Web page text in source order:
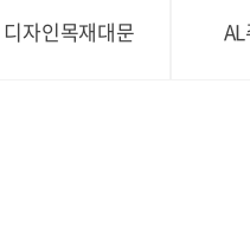
디자인목재대문